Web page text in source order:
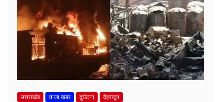
उत्तराखंड ताजा खबर दुर्घटना देहरादून